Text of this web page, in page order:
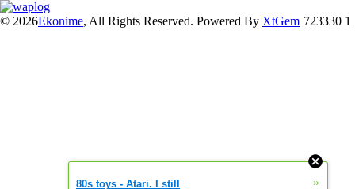
© 2026Ekonime, All Rights Reserved. Powered By XtGem 723330 1
80s toys - Atari. I still »